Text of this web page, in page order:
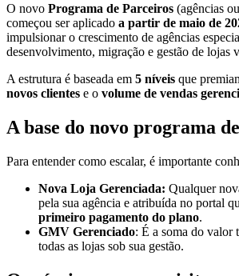
O novo Programa de Parceiros (agências
começou ser aplicado a partir de maio de
impulsionar o crescimento de agências
desenvolvimento, migração e gestão de lojas
A estrutura é baseada em 5 níveis que
novos clientes e o volume de vendas
A base do novo programa
Para entender como escalar, é importante
Nova Loja Gerenciada: Qualquer
pela sua agência e atribuída no portal
primeiro pagamento do plano.
GMV Gerenciado: É a soma do valor
todas as lojas sob sua gestão.